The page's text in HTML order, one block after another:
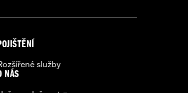
služby
NÁS